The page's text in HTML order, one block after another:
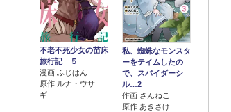
不老不死少女の苗床
旅行記 ５
漫画 ふじはん
原作 ルナ・ウサ
ギ
私、蜘蛛なモンスタ
ーをテイムしたの
で、スパイダーシ
ル…2
作画 さんねこ
原作 あきさけ